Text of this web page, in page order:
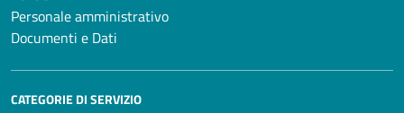
Personale amministrativo
Documenti e Dati
CATEGORIE DI SERVIZIO